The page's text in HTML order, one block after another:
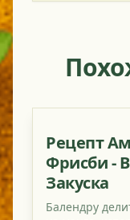
Рецепт
Фрисби -
Закуска
Балендру